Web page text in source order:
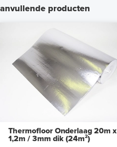
producten
Thermofloor Onderlaag 20m x
1,2m / 3mm dik (24m²)